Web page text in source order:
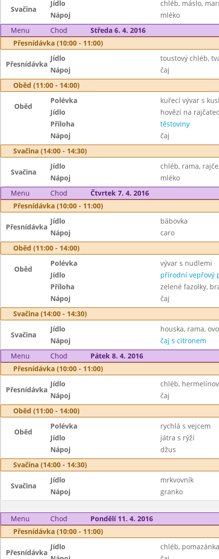
Svačina
Jídlo
chléb, máslo,
Nápoj
mléko
Menu
Chod
Středa 6. 4. 2016
Přesnídávka (10:00 - 11:00)
Přesnídávka
Jídlo
toustový chléb,
Nápoj
čaj
Oběd (11:00 - 14:00)
Oběd
Polévka
kuřecí vývar s
Jídlo
hovězí na
Příloha
těstoviny
Nápoj
čaj
Svačina (14:00 - 14:30)
Svačina
Jídlo
chléb, rama,
Nápoj
mléko
Menu
Chod
Čtvrtek 7. 4. 2016
Přesnídávka (10:00 - 11:00)
Přesnídávka
Jídlo
bábovka
Nápoj
caro
Oběd (11:00 - 14:00)
Oběd
Polévka
vývar s nudlemi
Jídlo
přírodní vepřový
Příloha
zelené fazolky,
Nápoj
čaj
Svačina (14:00 - 14:30)
Svačina
Jídlo
houska, rama,
Nápoj
čaj s citronem
Menu
Chod
Pátek 8. 4. 2016
Přesnídávka (10:00 - 11:00)
Přesnídávka
Jídlo
chléb,
Nápoj
čaj
Oběd (11:00 - 14:00)
Oběd
Polévka
rychlá s vejcem
Jídlo
játra s rýží
Nápoj
džus
Svačina (14:00 - 14:30)
Svačina
Jídlo
mrkvovník
Nápoj
granko
Menu Chod
Pondělí 11. 4. 2016
Přesnídávka (10:00 - 11:00)
Přesnídávka
Jídlo
chléb,